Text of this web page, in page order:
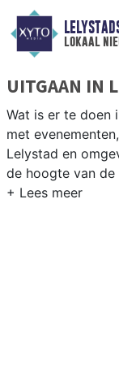
lokaal
UITGAAN IN
Wat is er te doen
met
Lelystad en
de hoogte van